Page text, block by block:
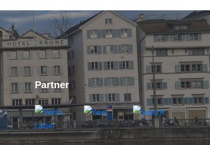
Partner